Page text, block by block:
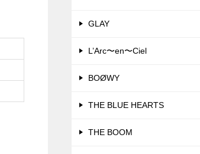
GLAY
L’Arc〜en〜Ciel
BOØWY
THE BLUE HEARTS
THE BOOM